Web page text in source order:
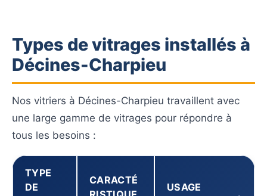
Types de vitrages installés à
Décines-Charpieu
Nos vitriers à Décines-Charpieu travaillent avec
une large gamme de vitrages pour répondre à
tous les besoins :
TYPE
DE
CARACTÉ
USAGE